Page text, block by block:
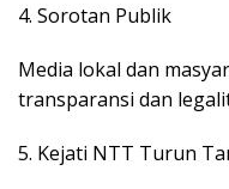
4. Sorotan Publik
Media lokal dan
transparansi dan
5. Kejati NTT Turun